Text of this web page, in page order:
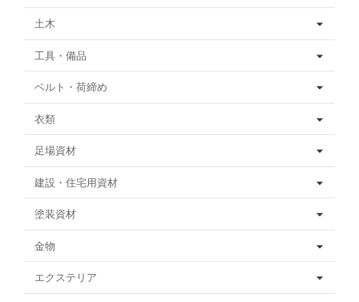
土木
工具・備品
ベルト・荷締め
衣類
足場資材
建設・住宅用資材
塗装資材
金物
エクステリア